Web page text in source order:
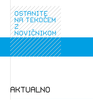
Izbrana
dostopate,
ostanite
na tekočem
z
novičnikom
aktualno